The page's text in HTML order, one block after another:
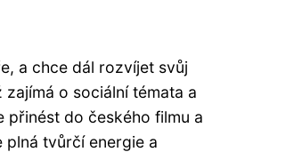
a chce dál rozvíjet svůj
o sociální témata a
do českého filmu a
plná tvůrčí energie a